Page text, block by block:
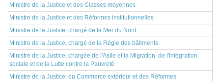
Ministre de la Justice et des Classes moyennes
Ministre de la Justice et des Réformes institutionnelles
Ministre de la Justice, chargé de la Mer du Nord
Ministre de la Justice, chargé de la Régie des bâtiments
Ministre de la Justice, chargée de l'Asile et la Migration, de l'Intégration
sociale et de la Lutte contre la Pauvreté
Ministre de la Justice, du Commerce extérieur et des Réformes